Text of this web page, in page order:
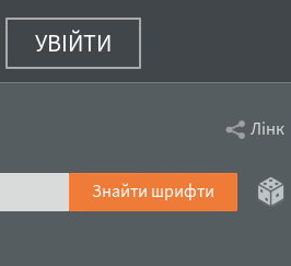
УВІЙТИ
Лінк
Знайти шрифти